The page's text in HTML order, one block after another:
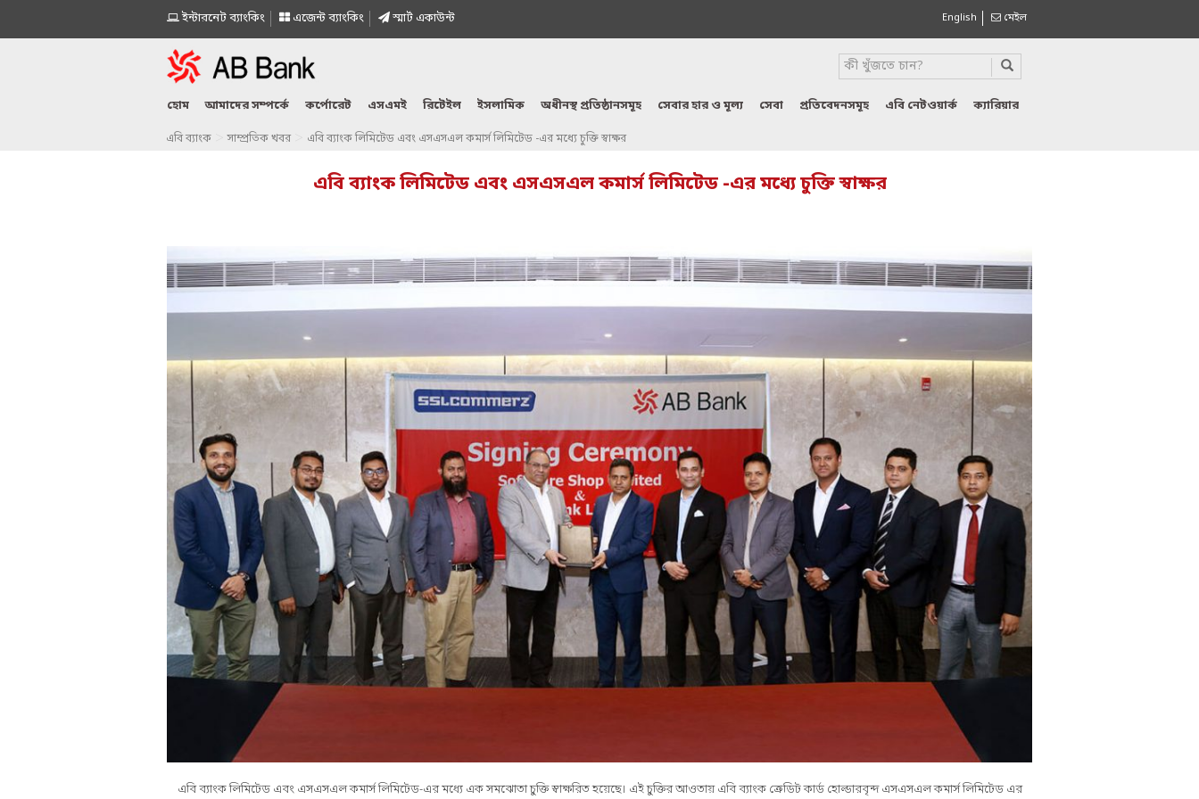
ইন্টারনেট ব্যাংকিং এজেন্ট ব্যাংকিং স্মাৰ্ট একাউন্ট English মেইল
হোম আমাদের সম্পর্কে কর্পোরেট এসএমই রিটেইল ইসলামিক অধীনস্থ প্রতিষ্ঠানসমূহ সেবার হার ও মূল্য সেবা প্রতিবেদনসমূহ এবি নেটওয়ার্ক ক্যারিয়ার
এবি ব্যাংক সাম্প্রতিক খবর এবি ব্যাংক লিমিটেড এবং এসএসএল কমার্স লিমিটেড -এর মধ্যে চুক্তি স্বাক্ষর
এবি ব্যাংক লিমিটেড এবং এসএসএল কমার্স লিমিটেড -এর মধ্যে চুক্তি স্বাক্ষর
এবি ব্যাংক লিমিটেড এবং এসএসএল কমার্স লিমিটেড-এর মধ্যে এক সমঝোতা চুক্তি স্বাক্ষরিত হয়েছে। এই চুক্তির আওতায় এবি ব্যাংক ক্রেডিট কার্ড হোল্ডারবৃন্দ এসএসএল কমার্স লিমিটেড এর